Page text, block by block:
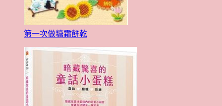
第一次做糖霜餅乾